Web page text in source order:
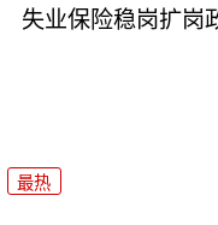
失业保险稳岗扩岗
最热